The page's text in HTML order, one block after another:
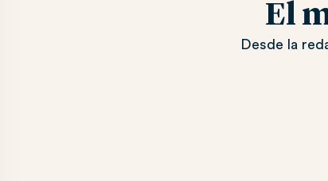
El
Desde la